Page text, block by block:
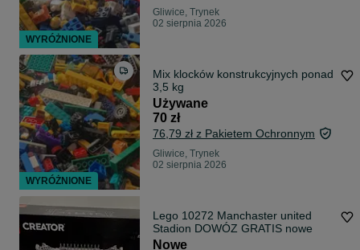
Gliwice, Trynek
02 sierpnia 2026
Mix klocków konstrukcyjnych ponad
3,5 kg
Używane
70 zł
76,79 zł z Pakietem Ochronnym
Gliwice, Trynek
02 sierpnia 2026
Lego 10272 Manchaster united
Stadion DOWÓZ GRATIS nowe
Nowe
WYRÓŻNIONE
WYRÓŻNIONE